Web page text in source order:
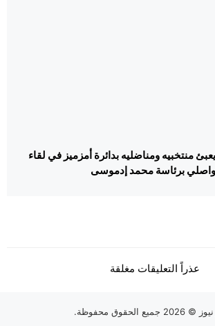
منتخبيه ومناضليه بدائرة أمزميز في لقاء
برئاسة محمد إدموسى
عذراً التعليقات مغلقة
© 2026 جميع الحقوق محفوظة.